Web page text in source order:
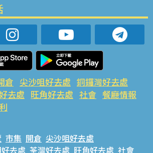
倉 尖沙咀好去處 銅鑼灣好去處
去處 旺角好去處 社會 餐廳情報
市集 開倉 尖沙咀好去處
去處 荃灣好去處 旺角好去處 社會